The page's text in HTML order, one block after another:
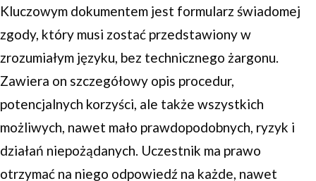
Kluczowym dokumentem jest formularz świadomej
zgody, który musi zostać przedstawiony w
zrozumiałym języku, bez technicznego żargonu.
Zawiera on szczegółowy opis procedur,
potencjalnych korzyści, ale także wszystkich
możliwych, nawet mało prawdopodobnych, ryzyk i
działań niepożądanych. Uczestnik ma prawo
otrzymać na niego odpowiedź na każde, nawet